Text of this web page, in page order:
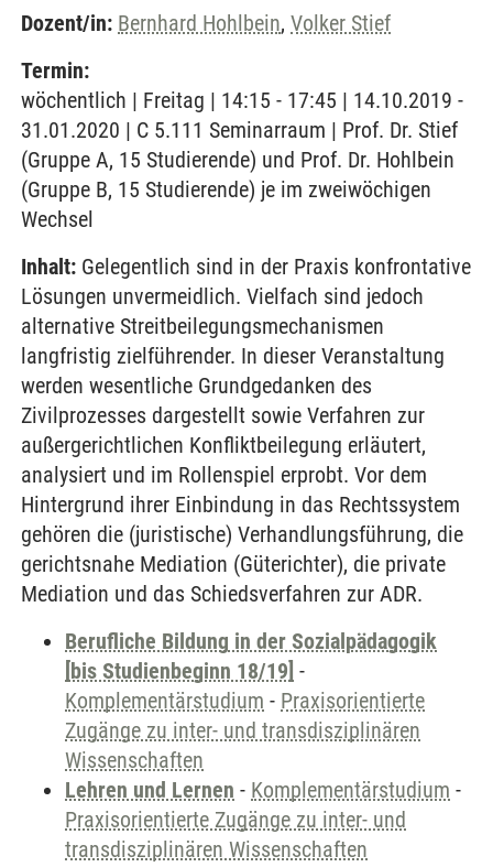
Dozent/in: Bernhard Hohlbein, Volker Stief
Termin:
wöchentlich | Freitag | 14:15 - 17:45 | 14.10.2019 -
31.01.2020 | C 5.111 Seminarraum | Prof. Dr. Stief
(Gruppe A, 15 Studierende) und Prof. Dr. Hohlbein
(Gruppe B, 15 Studierende) je im zweiwöchigen
Wechsel
Inhalt: Gelegentlich sind in der Praxis konfrontative
Lösungen unvermeidlich. Vielfach sind jedoch
alternative Streitbeilegungsmechanismen
langfristig zielführender. In dieser Veranstaltung
werden wesentliche Grundgedanken des
Zivilprozesses dargestellt sowie Verfahren zur
außergerichtlichen Konfliktbeilegung erläutert,
analysiert und im Rollenspiel erprobt. Vor dem
Hintergrund ihrer Einbindung in das Rechtssystem
gehören die (juristische) Verhandlungsführung, die
gerichtsnahe Mediation (Güterichter), die private
Mediation und das Schiedsverfahren zur ADR.
Berufliche Bildung in der Sozialpädagogik
[bis Studienbeginn 18/19] -
Komplementärstudium - Praxisorientierte
Zugänge zu inter- und transdisziplinären
Wissenschaften
Lehren und Lernen - Komplementärstudium -
Praxisorientierte Zugänge zu inter- und
transdisziplinären Wissenschaften